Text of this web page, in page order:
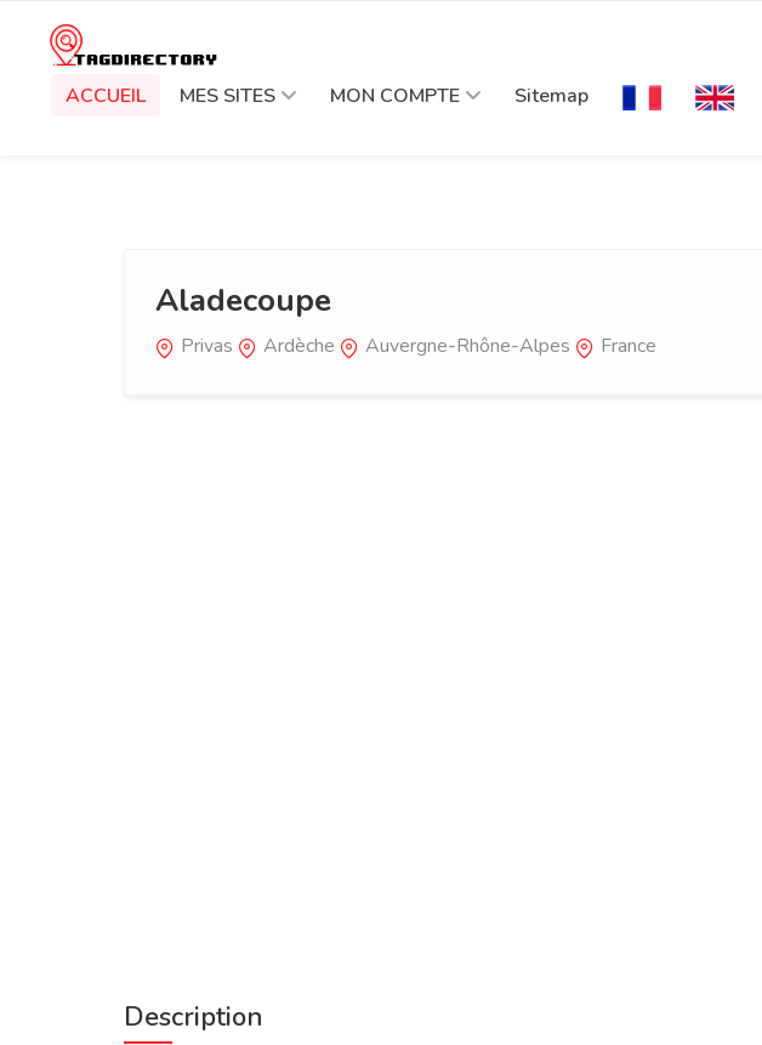
ACCUEIL MES SITES MON COMPTE Sitemap
Aladecoupe
Privas Ardèche Auvergne-Rhône-Alpes France
Description